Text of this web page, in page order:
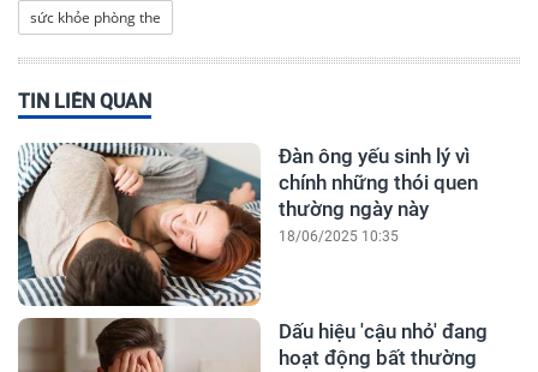
sức khỏe phòng the
TIN LIÊN QUAN
Đàn ông yếu sinh lý vì
chính những thói quen
thường ngày này
18/06/2025 10:35
Dấu hiệu 'cậu nhỏ' đang
hoạt động bất thường